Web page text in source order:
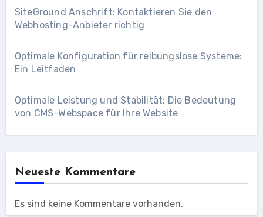
SiteGround Anschrift: Kontaktieren Sie den
Webhosting-Anbieter richtig
Optimale Konfiguration für reibungslose Systeme:
Ein Leitfaden
Optimale Leistung und Stabilität: Die Bedeutung
von CMS-Webspace für Ihre Website
Neueste Kommentare
Es sind keine Kommentare vorhanden.